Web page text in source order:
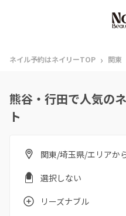
ネイル予約はネイリーTOP › 関東
熊谷・行田で人気の
ト
関東/埼玉県/エリアか
選択しない
リーズナブル